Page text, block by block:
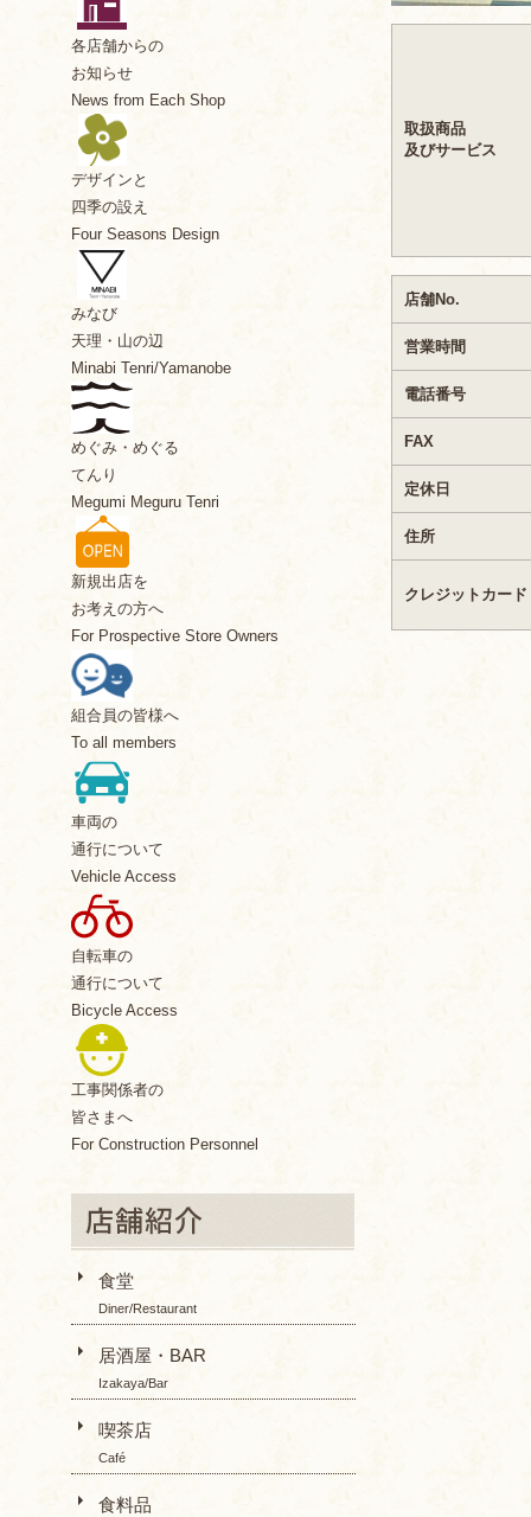
取扱商品
及びサービス
店舗No.
営業時間
電話番号
FAX
定休日
住所
クレジットカード
各店舗からの
お知らせ
News from Each Shop
デザインと
四季の設え
Four Seasons Design
みなび
天理・山の辺
Minabi Tenri/Yamanobe
めぐみ・めぐる
てんり
Megumi Meguru Tenri
新規出店を
お考えの方へ
For Prospective Store Owners
組合員の皆様へ
To all members
車両の
通行について
Vehicle Access
自転車の
通行について
Bicycle Access
工事関係者の
皆さまへ
For Construction Personnel
食堂
Diner/Restaurant
居酒屋・BAR
Izakaya/Bar
喫茶店
Café
食料品